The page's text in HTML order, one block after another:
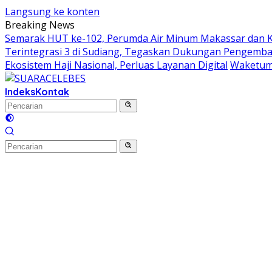
Langsung ke konten
Breaking News
Semarak HUT ke-102, Perumda Air Minum Makassar
Terintegrasi 3 di Sudiang, Tegaskan Dukungan
Ekosistem Haji Nasional, Perluas Layanan Digital
IndeksKontak